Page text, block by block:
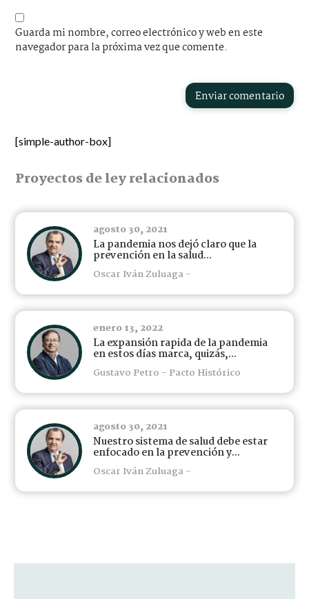
Guarda mi nombre, correo electrónico y web en este
navegador para la próxima vez que comente.
Enviar comentario
[simple-author-box]
Proyectos de ley relacionados
agosto 30, 2021
La pandemia nos dejó claro que la
prevención en la salud...
Oscar Iván Zuluaga -
enero 13, 2022
La expansión rapida de la pandemia
en estos días marca, quizás,...
Gustavo Petro - Pacto Histórico
agosto 30, 2021
Nuestro sistema de salud debe estar
enfocado en la prevención y...
Oscar Iván Zuluaga -